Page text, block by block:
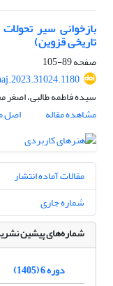
بازخوانی سیر
تاریخی قزوین)
صفحه89-105
سیده فاطمه طالبی،
مشاهده مقاله
اصل
مقالات آماده انتشار
شماره جاری
شماره‌های پیشین
دوره 6 (1405)